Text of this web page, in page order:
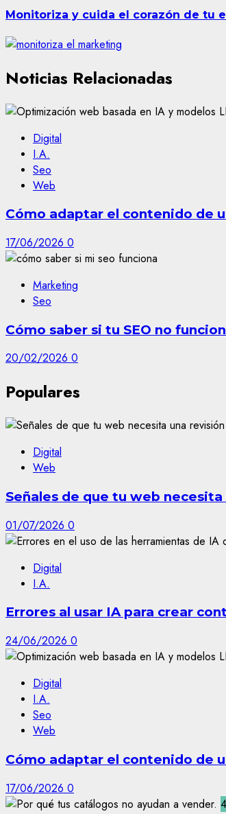
Monitoriza y cuida el corazón de tu
Noticias Relacionadas
Digital
I.A.
Seo
Web
Cómo adaptar el contenido de
17/06/2026 0
Marketing
Seo
Cómo saber si tu SEO no
20/02/2026 0
Populares
Digital
Web
Señales de que tu web
01/07/2026 0
Digital
I.A.
Errores al usar IA para crear
24/06/2026 0
Digital
I.A.
Seo
Web
Cómo adaptar el contenido de
17/06/2026 0
4